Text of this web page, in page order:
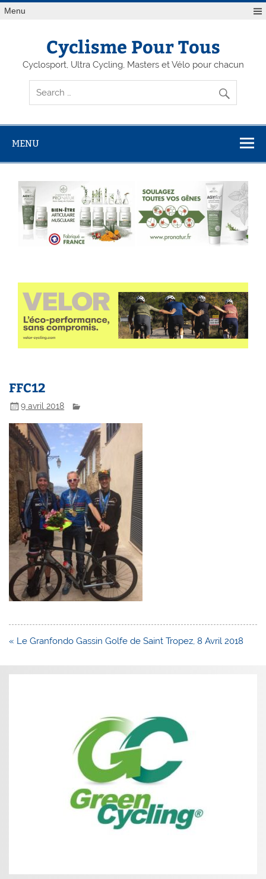
Menu
Cyclisme Pour Tous
Cyclosport, Ultra Cycling, Masters et Vélo pour chacun
MENU
FFC12
9 avril 2018
Navigation
l’article
« Le Granfondo Gassin Golfe de Saint Tropez, 8 Avril 2018